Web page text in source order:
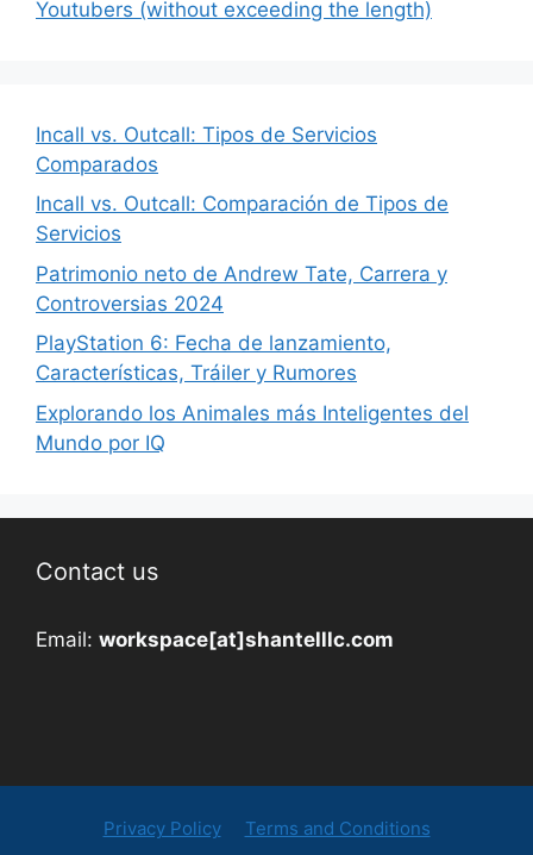
Youtubers (without exceeding the length)
Incall vs. Outcall: Tipos de Servicios
Comparados
Incall vs. Outcall: Comparación de Tipos de
Servicios
Patrimonio neto de Andrew Tate, Carrera y
Controversias 2024
PlayStation 6: Fecha de lanzamiento,
Características, Tráiler y Rumores
Explorando los Animales más Inteligentes del
Mundo por IQ
Contact us
Email: workspace[at]shantelllc.com
Privacy Policy
Terms and Conditions